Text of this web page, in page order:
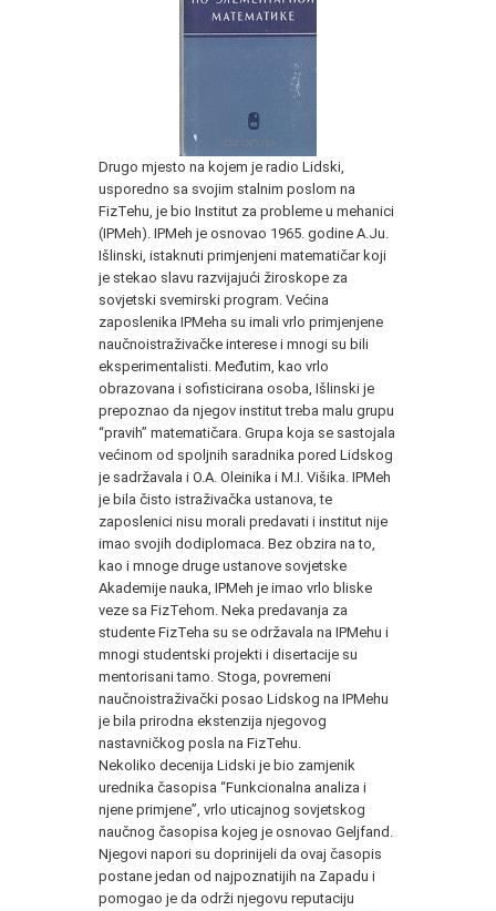
Drugo mjesto na kojem je radio Lidski,
usporedno sa svojim stalnim poslom na
FizTehu, je bio Institut za probleme u mehanici
(IPMeh). IPMeh je osnovao 1965. godine A.Ju.
Išlinski, istaknuti primjenjeni matematičar koji
je stekao slavu razvijajući žiroskope za
sovjetski svemirski program. Većina
zaposlenika IPMeha su imali vrlo primjenjene
naučnoistraživačke interese i mnogi su bili
eksperimentalisti. Međutim, kao vrlo
obrazovana i sofisticirana osoba, Išlinski je
prepoznao da njegov institut treba malu grupu
“pravih” matematičara. Grupa koja se sastojala
većinom od spoljnih saradnika pored Lidskog
je sadržavala i O.A. Oleinika i M.I. Višika. IPMeh
je bila čisto istraživačka ustanova, te
zaposlenici nisu morali predavati i institut nije
imao svojih dodiplomaca. Bez obzira na to,
kao i mnoge druge ustanove sovjetske
Akademije nauka, IPMeh je imao vrlo bliske
veze sa FizTehom. Neka predavanja za
studente FizTeha su se održavala na IPMehu i
mnogi studentski projekti i disertacije su
mentorisani tamo. Stoga, povremeni
naučnoistraživački posao Lidskog na IPMehu
je bila prirodna ekstenzija njegovog
nastavničkog posla na FizTehu.
Nekoliko decenija Lidski je bio zamjenik
urednika časopisa “Funkcionalna analiza i
njene primjene”, vrlo uticajnog sovjetskog
naučnog časopisa kojeg je osnovao Geljfand.
Njegovi napori su doprinijeli da ovaj časopis
postane jedan od najpoznatijih na Zapadu i
pomogao je da održi njegovu reputaciju